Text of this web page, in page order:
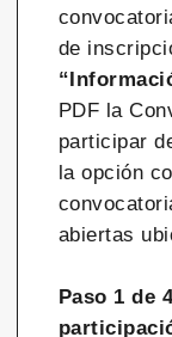
de
PDF la
participar
la opción
abiertas
Paso 1 de